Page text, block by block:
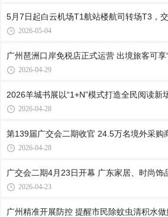
5月7日起白云机场T1航站楼航司转场T3，
2026-05-04
广州琶洲口岸免税店正式运营 出境旅客可
2026-04-29
2026羊城书展以“1+N”模式打造全民阅读新
2026-04-28
第139届广交会二期收官 24.5万名境外采购
2026-04-28
广交会二期4月23日开幕 广东家居、时尚饰
2026-04-23
广州精准开展防控 提醒市民除蚊虫清积水